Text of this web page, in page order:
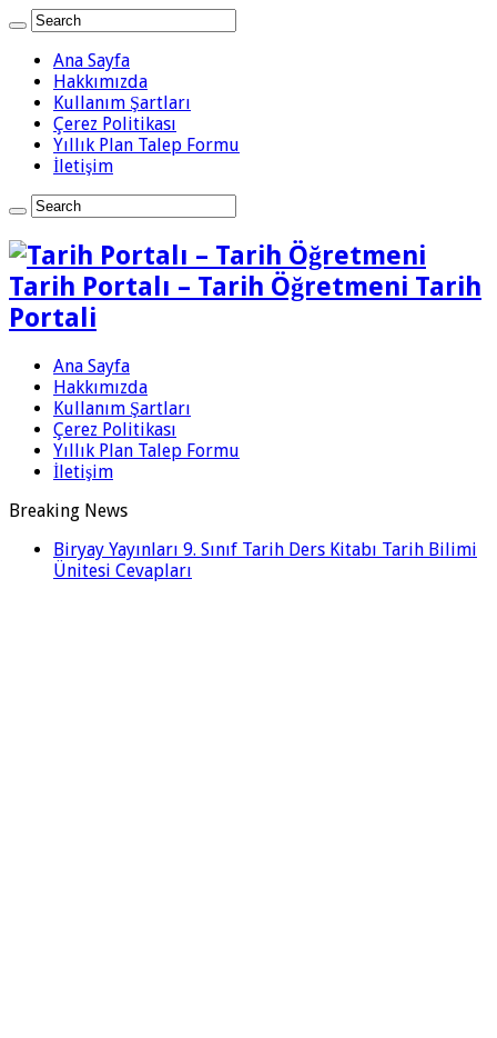
Ana Sayfa
Hakkımızda
Kullanım Şartları
Çerez Politikası
Yıllık Plan Talep Formu
İletişim
Tarih Portalı – Tarih Öğretmeni Tarih
Portali
Ana Sayfa
Hakkımızda
Kullanım Şartları
Çerez Politikası
Yıllık Plan Talep Formu
İletişim
Breaking News
Biryay Yayınları 9. Sınıf Tarih Ders Kitabı Tarih Bilimi
Ünitesi Cevapları